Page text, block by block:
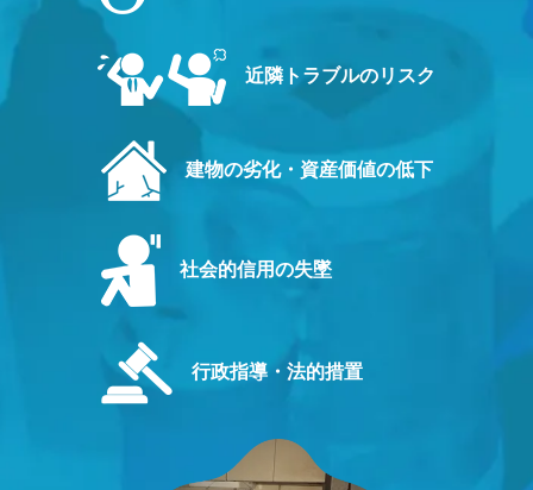
近隣トラブルのリスク
建物の劣化・資産価値の低下
社会的信用の失墜
行政指導・法的措置